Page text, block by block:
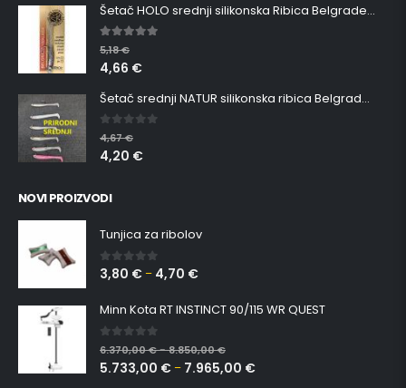
Šetač HOLO srednji silikonska Ribica Belgrade Walker
5.00out of 5
5,18€
4,66 €
Šetač srednji NATUR silikonska ribica Belgrade Walker
0 out of 5
4,67€
4,20 €
NOVI PROIZVODI
Tunjica za ribolov
0 out of 5
3,80 € – 4,70 €
Minn Kota RT INSTINCT 90/115 WR QUEST
0 out of 5
6.370,00€–8.850,00€
5.733,00 € – 7.965,00 €